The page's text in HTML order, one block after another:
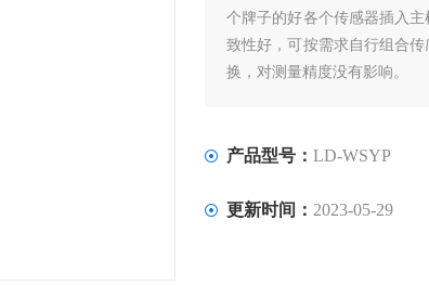
个牌子的好各个传感器插入
致性好，可按需求自行组合
换，对测量精度没有影响。
产品型号： LD-WSYP
更新时间： 2023-05-29